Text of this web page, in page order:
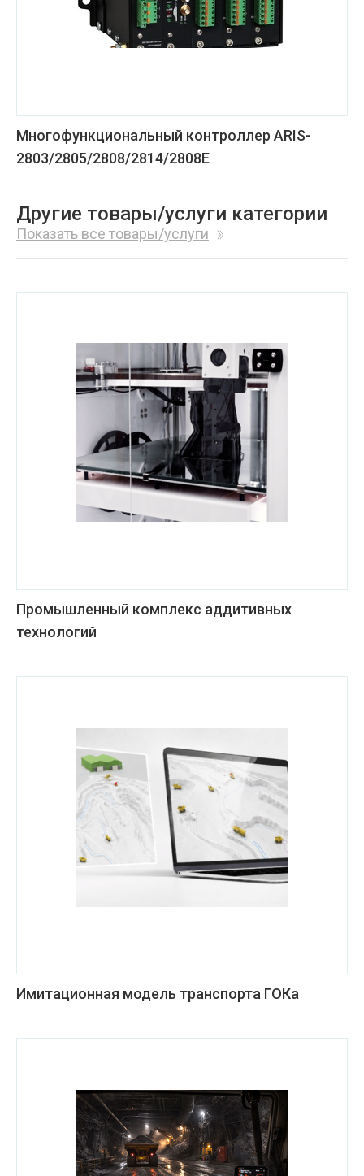
Многофункциональный контроллер ARIS-
2803/2805/2808/2814/2808Е
Другие товары/услуги категории
Показать все товары/услуги
Промышленный комплекс аддитивных
технологий
Имитационная модель транспорта ГОКа